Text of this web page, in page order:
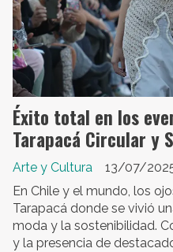
Éxito total en los
Tarapacá Circular y
Arte y Cultura
13/07/
En Chile y el mundo, los
Tarapacá donde se vivió
moda y la sostenibilidad.
y la presencia de